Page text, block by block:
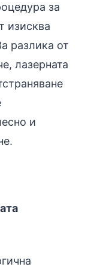
за
изисква
разлика от
лазерната
и